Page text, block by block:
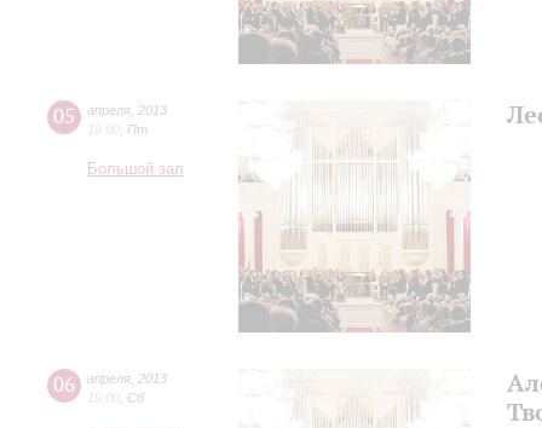
05 апреля 2013
19:00 Пт
Большой зал
06 апреля 2013
19:00 Сб